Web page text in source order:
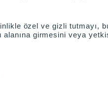
özel ve gizli tutmayı,
alanına girmesini veya